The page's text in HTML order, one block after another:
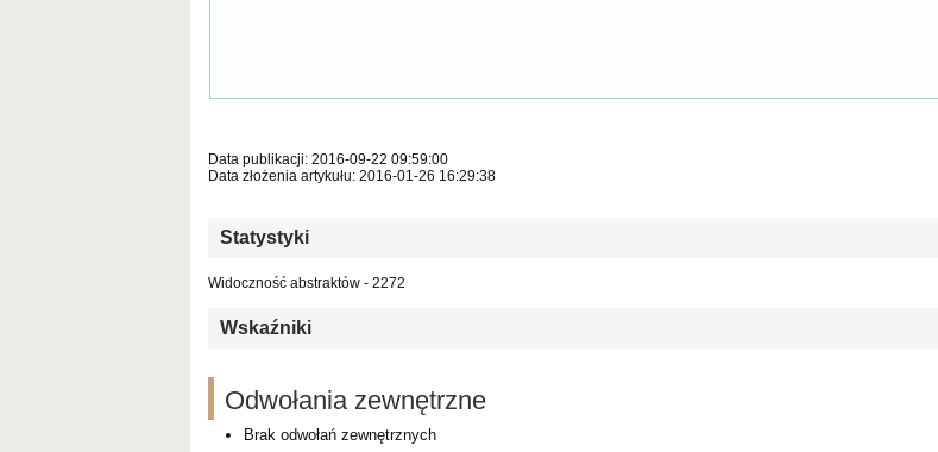
Data publikacji: 2016-09-22 09:59:00
Data złożenia artykułu: 2016-01-26 16:29:38
Statystyki
Widoczność abstraktów - 2272
Wskaźniki
Odwołania zewnętrzne
Brak odwołań zewnętrznych